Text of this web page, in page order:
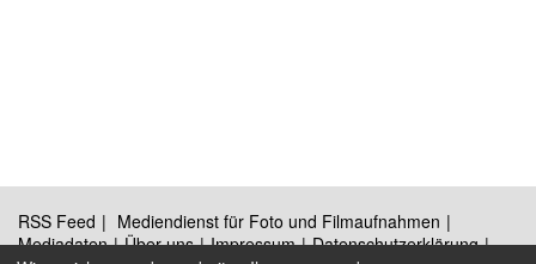
RSS Feed
Mediendienst für Foto und Filmaufnahmen
Mediadaten
Über uns Impressum
Datenschutzerklärung